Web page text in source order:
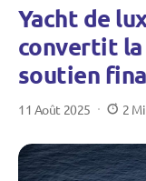
Yacht de
convertit
soutien
11 Août 2025 2